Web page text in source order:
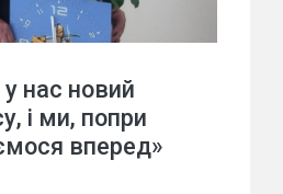
у нас новий
і ми, попри
вперед»